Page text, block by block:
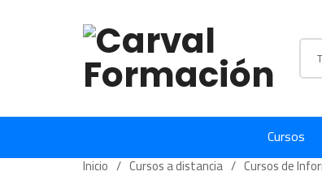
Cursos
Inicio Cursos a distancia Cursos de